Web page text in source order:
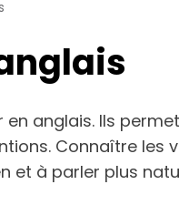
anglais. Ils
Connaître les
et à parler plus